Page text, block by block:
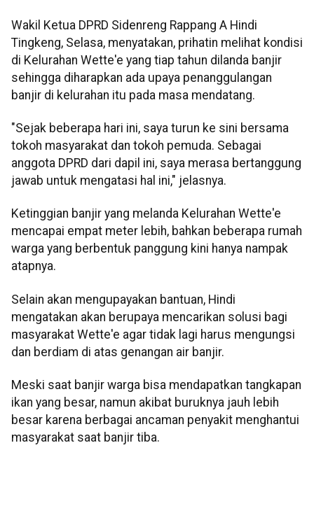
Wakil Ketua DPRD Sidenreng Rappang A Hindi
Tingkeng, Selasa, menyatakan, prihatin melihat kondisi
di Kelurahan Wette'e yang tiap tahun dilanda banjir
sehingga diharapkan ada upaya penanggulangan
banjir di kelurahan itu pada masa mendatang.
"Sejak beberapa hari ini, saya turun ke sini bersama
tokoh masyarakat dan tokoh pemuda. Sebagai
anggota DPRD dari dapil ini, saya merasa bertanggung
jawab untuk mengatasi hal ini," jelasnya.
Ketinggian banjir yang melanda Kelurahan Wette'e
mencapai empat meter lebih, bahkan beberapa rumah
warga yang berbentuk panggung kini hanya nampak
atapnya.
Selain akan mengupayakan bantuan, Hindi
mengatakan akan berupaya mencarikan solusi bagi
masyarakat Wette'e agar tidak lagi harus mengungsi
dan berdiam di atas genangan air banjir.
Meski saat banjir warga bisa mendapatkan tangkapan
ikan yang besar, namun akibat buruknya jauh lebih
besar karena berbagai ancaman penyakit menghantui
masyarakat saat banjir tiba.